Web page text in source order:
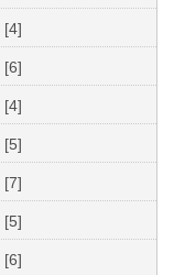
[4]
[6]
[4]
[5]
[7]
[5]
[6]